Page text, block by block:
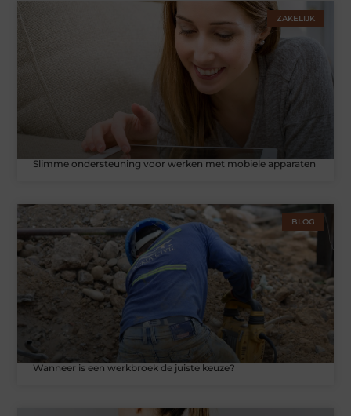
ZAKELIJK
Slimme ondersteuning voor werken met mobiele apparaten
BLOG
Wanneer is een werkbroek de juiste keuze?